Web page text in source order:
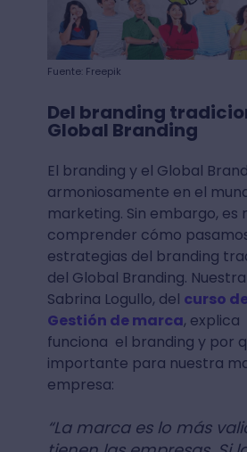
Fuente: Freepik
Del branding
Global Branding
El branding y el Global
armoniosamente en el
marketing. Sin embargo, es
comprender cómo
estrategias del branding
del Global Branding.
Sabrina Logullo, del curso
Gestión de marca,
funciona el branding y por
importante para nuestra
empresa:
“La marca es lo más